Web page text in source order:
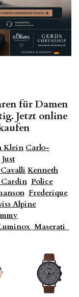
fürDamen
Jetzt online
Klein Carlo-
Just
Cavalli Kenneth
Police
Frederique
Alpine
Maserati